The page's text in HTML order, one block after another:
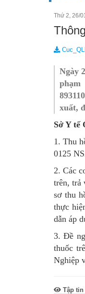
Thứ 2, 26/
Ngày
xuất,
Sở Y tế
1. Thu
0125
2. Các
trên, trả
sơ thu
thực
dẫn áp
3. Đề
thuốc
Nghiệp
Tập